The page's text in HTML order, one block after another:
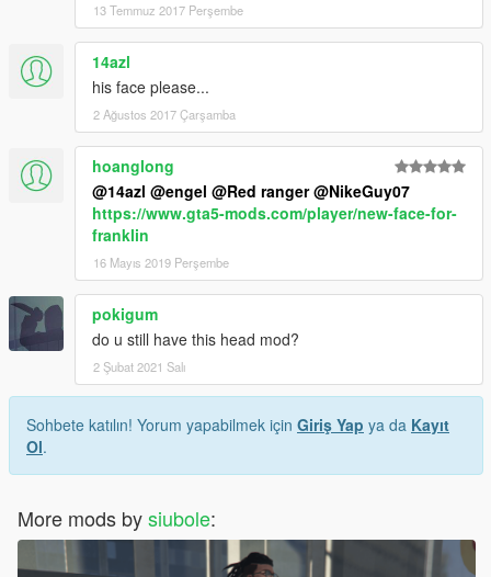
13 Temmuz 2017 Perşembe
14azl
his face please...
2 Ağustos 2017 Çarşamba
hoanglong
@14azl @engel @Red ranger @NikeGuy07
https://www.gta5-mods.com/player/new-face-for-
franklin
16 Mayıs 2019 Perşembe
pokigum
do u still have this head mod?
2 Şubat 2021 Salı
Sohbete katılın! Yorum yapabilmek için Giriş Yap ya da Kayıt
Ol.
More mods bysiubole: